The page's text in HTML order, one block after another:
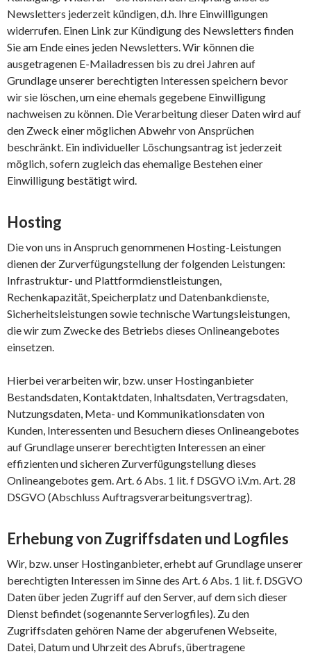
Newsletters jederzeit kündigen, d.h. Ihre Einwilligungen
widerrufen. Einen Link zur Kündigung des Newsletters finden
Sie am Ende eines jeden Newsletters. Wir können die
ausgetragenen E-Mailadressen bis zu drei Jahren auf
Grundlage unserer berechtigten Interessen speichern bevor
wir sie löschen, um eine ehemals gegebene Einwilligung
nachweisen zu können. Die Verarbeitung dieser Daten wird auf
den Zweck einer möglichen Abwehr von Ansprüchen
beschränkt. Ein individueller Löschungsantrag ist jederzeit
möglich, sofern zugleich das ehemalige Bestehen einer
Einwilligung bestätigt wird.
Hosting
Die von uns in Anspruch genommenen Hosting-Leistungen
dienen der Zurverfügungstellung der folgenden Leistungen:
Infrastruktur- und Plattformdienstleistungen,
Rechenkapazität, Speicherplatz und Datenbankdienste,
Sicherheitsleistungen sowie technische Wartungsleistungen,
die wir zum Zwecke des Betriebs dieses Onlineangebotes
einsetzen.
Hierbei verarbeiten wir, bzw. unser Hostinganbieter
Bestandsdaten, Kontaktdaten, Inhaltsdaten, Vertragsdaten,
Nutzungsdaten, Meta- und Kommunikationsdaten von
Kunden, Interessenten und Besuchern dieses Onlineangebotes
auf Grundlage unserer berechtigten Interessen an einer
effizienten und sicheren Zurverfügungstellung dieses
Onlineangebotes gem. Art. 6 Abs. 1 lit. f DSGVO i.V.m. Art. 28
DSGVO (Abschluss Auftragsverarbeitungsvertrag).
Erhebung von Zugriffsdaten und Logfiles
Wir, bzw. unser Hostinganbieter, erhebt auf Grundlage unserer
berechtigten Interessen im Sinne des Art. 6 Abs. 1 lit. f. DSGVO
Daten über jeden Zugriff auf den Server, auf dem sich dieser
Dienst befindet (sogenannte Serverlogfiles). Zu den
Zugriffsdaten gehören Name der abgerufenen Webseite,
Datei, Datum und Uhrzeit des Abrufs, übertragene